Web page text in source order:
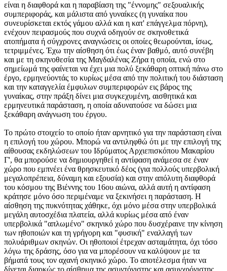
είναι η διαφθορά και η παραβίαση της "έννομης" σεξουαλικής
συμπεριφοράς, και μάλιστα από γυναίκες (η γυναίκα που
συνευρίσκεται εκτός γάμου αλλά και η κατ' επάγγελμα πόρνη),
ενέχουν πειρασμούς που συχνά οδηγούν σε σκηνοθετικά
ατοπήματα ή σύγχρονες αναγνώσεις οι οποίες θεωρούνται, ίσως,
τετριμμένες. Έχω την αίσθηση ότι έως έναν βαθμό, αυτό συνέβη
και με τη σκηνοθεσία της Μαγδαλένας Ζήρα η οποία, ενώ στο
σημείωμά της φαίνεται να έχει μια πολύ ξεκάθαρη οπτική πάνω στο
έργο, ερμηνεύοντάς το κυρίως μέσα από την πολιτική του διάσταση
και την καταγγελία έμφυλων συμπεριφορών εις βάρος της
γυναίκας, στην πράξη δίνει μια συγκεχυμένη, αισθητικά και
ερμηνευτικά παράσταση, η οποία αδυνατούσε να δώσει μια
ξεκάθαρη ανάγνωση του έργου.
Το πρώτο στοιχείο το οποίο ήταν αρνητικό για την παράσταση είναι
η επιλογή του χώρου. Μπορώ να αντιληφθώ ότι με την επιλογή της
αίθουσας εκδηλώσεων του Ιδρύματος Αρχιεπισκόπου Μακαρίου
Γ', θα μπορούσε να δημιουργηθεί η αντίφαση ανάμεσα σε έναν
χώρο που εμπνέει ένα θρησκευτικό δέος (για πολλούς υπερβολική
μεγαλοπρέπεια, δύναμη και εξουσία) και στην απόλυτη διαφθορά
του κόσμου της Βιέννης του 16ου αιώνα, αλλά αυτή η αντίφαση
κράτησε μόνο όσο περιμέναμε να ξεκινήσει η παράσταση. Η
αίσθηση της πυκνότητας χάθηκε, όχι μόνο μέσα στην υπερβολικά
μεγάλη αυτοσχέδια πλατεία, αλλά κυρίως μέσα από έναν
υπερβολικά "απλωμένο" σκηνικό χώρο που δυσχέραινε την κίνηση
των ηθοποιών και τη γρήγορη και "φυσική" εναλλαγή των
πολυάριθμων σκηνών. Οι ηθοποιοί έτρεχαν ασταμάτητα, όχι τόσο
λόγω της δράσης, όσο για να μπορέσουν να καλύψουν με τα
βήματά τους τον αχανή σκηνικό χώρο. Το αποτέλεσμα ήταν να
δίνεται διαρκώς το αίσθημα της ασυντόνιστης και ασυγχρόνιστης